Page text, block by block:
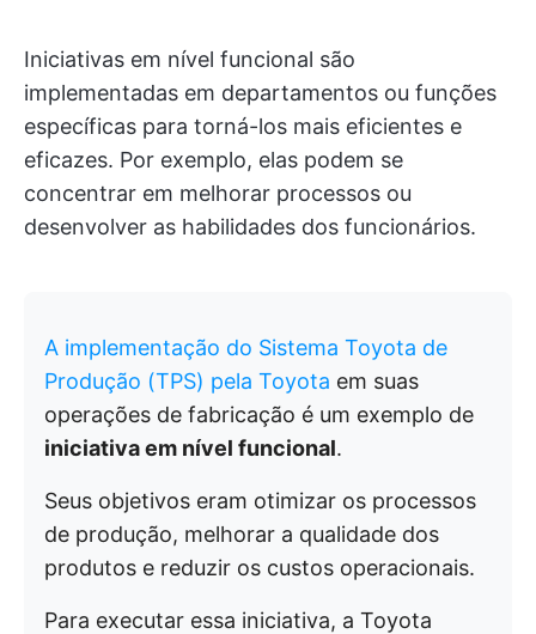
Iniciativas em nível funcional são
implementadas em departamentos ou funções
específicas para torná-los mais eficientes e
eficazes. Por exemplo, elas podem se
concentrar em melhorar processos ou
desenvolver as habilidades dos funcionários.
A implementação do Sistema Toyota de
Produção (TPS) pela Toyota em suas
operações de fabricação é um exemplo de
iniciativa em nível funcional.
Seus objetivos eram otimizar os processos
de produção, melhorar a qualidade dos
produtos e reduzir os custos operacionais.
Para executar essa iniciativa, a Toyota